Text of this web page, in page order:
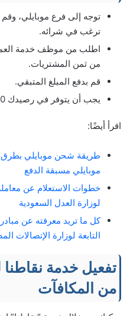
توجه إلى فرع موبايلي، وقم
ترغب في شرائه.
اطلب من موظف خدمة
من ثمن المشتريات.
قم بدفع المبلغ المتبقي.
يجب أن يتوفر في رصيدك 5000 نقطة فأكثر.
اقرأ أيضًا:
طريقة شحن موبايلي
موبايلي مسبقة الدفع
خطوات الاستعلام عن
لوزارة العدل السعودية
التابعة لوزارة الإتصالات
تفعيل خدمة
من المكافآت